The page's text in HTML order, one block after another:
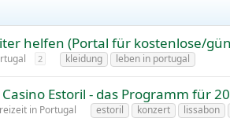
helfen (Portal für kostenlose/
2 kleidung leben in portugal
Estoril - das Programm für
in Portugal estoril konzert lissabon